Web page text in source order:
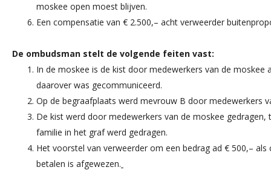
moskee open moest blijven.
Een compensatie van € 2.500,– acht verweerder
De ombudsman stelt de volgende feiten vast:
In de moskee is de kist door medewerkers van de moskee
daarover was gecommuniceerd.
Op de begraafplaats werd mevrouw B door medewerkers
De kist werd door medewerkers van de moskee
familie in het graf werd gedragen.
Het voorstel van verweerder om een bedrag ad € 500,– als
betalen is afgewezen.